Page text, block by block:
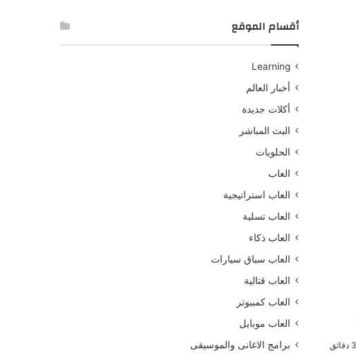
أقسام الموقع
Learning
أخبار العالم
أكلات جديدة
البث المباشر
الحلويات
العاب
العاب استراتيجية
العاب تسلية
العاب ذكاء
العاب سباق سيارات
العاب قتالية
العاب كمبيوتر
العاب موبايل
برامج الاغانى والموسيقى